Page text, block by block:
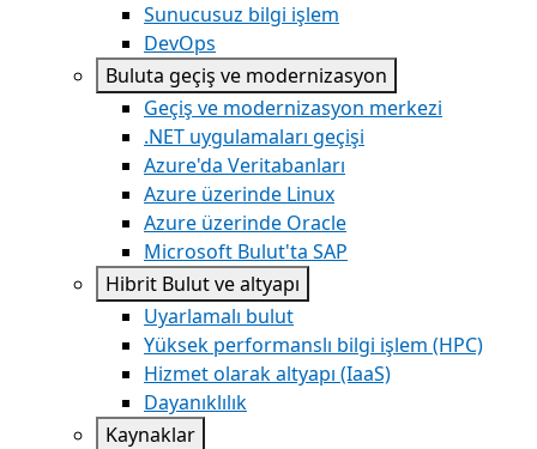
Sunucusuz bilgi işlem
DevOps
Buluta geçiş ve modernizasyon
Geçiş ve modernizasyon merkezi
.NET uygulamaları geçişi
Azure'da Veritabanları
Azure üzerinde Linux
Azure üzerinde Oracle
Microsoft Bulut'ta SAP
Hibrit Bulut ve altyapı
Uyarlamalı bulut
Yüksek performanslı bilgi işlem (HPC)
Hizmet olarak altyapı (IaaS)
Dayanıklılık
Kaynaklar